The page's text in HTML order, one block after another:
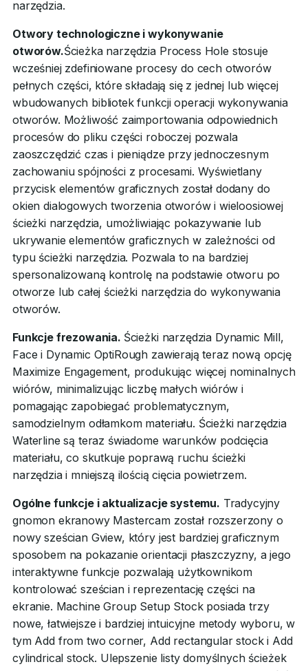
narzędzia.
Otwory technologiczne i wykonywanie
otworów.Ścieżka narzędzia Process Hole stosuje
wcześniej zdefiniowane procesy do cech otworów
pełnych części, które składają się z jednej lub więcej
wbudowanych bibliotek funkcji operacji wykonywania
otworów. Możliwość zaimportowania odpowiednich
procesów do pliku części roboczej pozwala
zaoszczędzić czas i pieniądze przy jednoczesnym
zachowaniu spójności z procesami. Wyświetlany
przycisk elementów graficznych został dodany do
okien dialogowych tworzenia otworów i wieloosiowej
ścieżki narzędzia, umożliwiając pokazywanie lub
ukrywanie elementów graficznych w zależności od
typu ścieżki narzędzia. Pozwala to na bardziej
spersonalizowaną kontrolę na podstawie otworu po
otworze lub całej ścieżki narzędzia do wykonywania
otworów.
Funkcje frezowania. Ścieżki narzędzia Dynamic Mill,
Face i Dynamic OptiRough zawierają teraz nową opcję
Maximize Engagement, produkując więcej nominalnych
wiórów, minimalizując liczbę małych wiórów i
pomagając zapobiegać problematycznym,
samodzielnym odłamkom materiału. Ścieżki narzędzia
Waterline są teraz świadome warunków podcięcia
materiału, co skutkuje poprawą ruchu ścieżki
narzędzia i mniejszą ilością cięcia powietrzem.
Ogólne funkcje i aktualizacje systemu. Tradycyjny
gnomon ekranowy Mastercam został rozszerzony o
nowy sześcian Gview, który jest bardziej graficznym
sposobem na pokazanie orientacji płaszczyzny, a jego
interaktywne funkcje pozwalają użytkownikom
kontrolować sześcian i reprezentację części na
ekranie. Machine Group Setup Stock posiada trzy
nowe, łatwiejsze i bardziej intuicyjne metody wyboru, w
tym Add from two corner, Add rectangular stock i Add
cylindrical stock. Ulepszenie listy domyślnych ścieżek